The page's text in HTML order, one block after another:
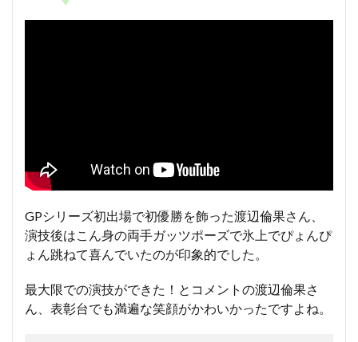
GPシリーズ初出場で初優勝を飾った渡辺倫果さん、
演技後はこん身の両手ガッツポーズで氷上でぴょんぴ
ょん跳ねて喜んでいたのが印象的でした。
最大限での演技ができた！とコメントの渡辺倫果さ
ん、表彰台でも満遍な笑顔がかわいかったですよね。